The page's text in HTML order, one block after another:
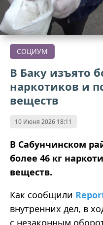
СОЦИУМ
В Баку изъято
наркотиков и
веществ
10 Июня 2026 18:11
В Сабунчинском
более 46 кг
веществ.
Как сообщили
внутренних дел, в
с незаконным